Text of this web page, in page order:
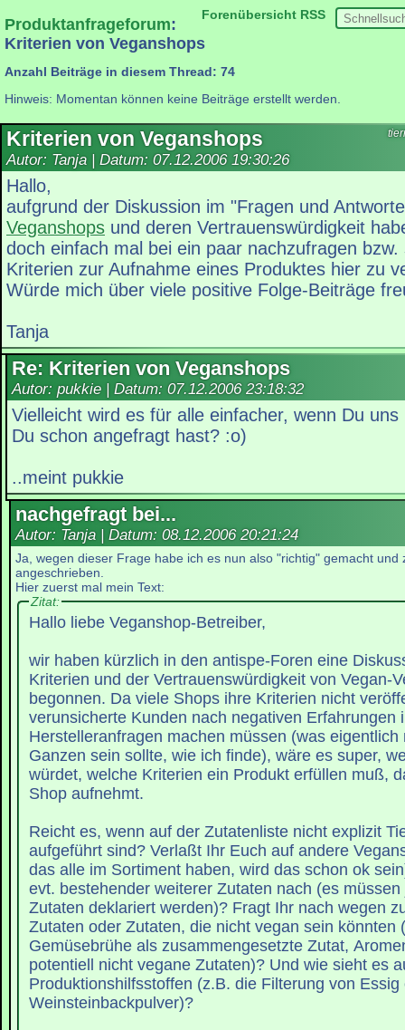
Forenübersicht RSS
Produktanfrageforum:
Kriterien von Veganshops
Anzahl Beiträge in diesem Thread: 74
Hinweis: Momentan können keine Beiträge erstellt werden.
Kriterien von Veganshops
Autor: Tanja | Datum: 07.12.2006 19:30:26
Hallo,
aufgrund der Diskussion im "Fragen und
Veganshops und deren Vertrauenswürdigkeit
doch einfach mal bei ein paar nachzufragen
Kriterien zur Aufnahme eines Produktes hier zu
Würde mich über viele positive Folge-Beiträge
Tanja
Re: Kriterien von Veganshops
Autor: pukkie | Datum: 07.12.2006 23:18:32
Vielleicht wird es für alle einfacher, wenn Du
Du schon angefragt hast? :o)
..meint pukkie
nachgefragt bei...
Autor: Tanja | Datum: 08.12.2006 20:21:24
Ja, wegen dieser Frage habe ich es nun also "richtig" gemacht und
angeschrieben.
Hier zuerst mal mein Text:
Zitat:
Hallo liebe Veganshop-Betreiber,
wir haben kürzlich in den antispe-Foren eine
Kriterien und der Vertrauenswürdigkeit von Vegan-
begonnen. Da viele Shops ihre Kriterien nicht
verunsicherte Kunden nach negativen Erfahrungen
Herstelleranfragen machen müssen (was eigentlich
Ganzen sein sollte, wie ich finde), wäre es super,
würdet, welche Kriterien ein Produkt erfüllen muß,
Shop aufnehmt.
Reicht es, wenn auf der Zutatenliste nicht explizit
aufgeführt sind? Verlaßt Ihr Euch auf andere
das alle im Sortiment haben, wird das schon ok
evt. bestehender weiterer Zutaten nach (es müssen
Zutaten deklariert werden)? Fragt Ihr nach wegen
Zutaten oder Zutaten, die nicht vegan sein könnten
Gemüsebrühe als zusammengesetzte Zutat,
potentiell nicht vegane Zutaten)? Und wie sieht es
Produktionshilfsstoffen (z.B. die Filterung von Essig
Weinsteinbackpulver)?